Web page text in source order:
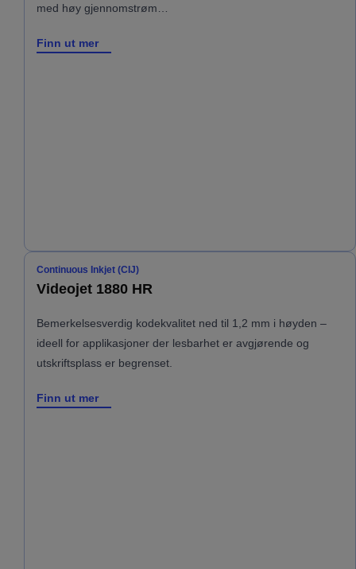
med høy gjennomstrøm…
Finn ut mer
Continuous Inkjet (CIJ)
Videojet 1880 HR
Bemerkelsesverdig kodekvalitet ned til 1,2 mm i høyden –
ideell for applikasjoner der lesbarhet er avgjørende og
utskriftsplass er begrenset.
Finn ut mer